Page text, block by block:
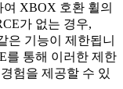
XBOX 호환 휠의
가 없는 경우,
은 기능이 제한됩니
를 통해 이러한 제한
험을 제공할 수 있